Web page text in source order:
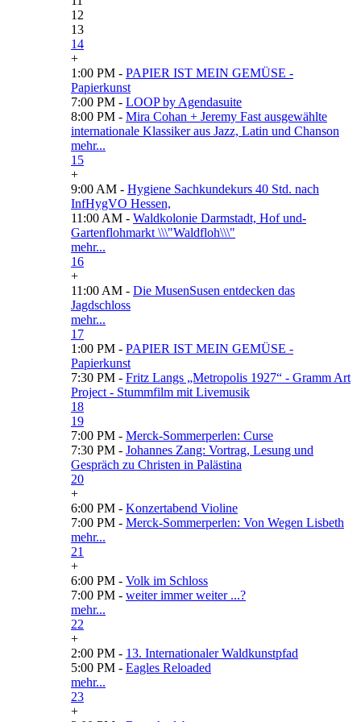
12
13
14
+
1:00 PM - PAPIER IST MEIN GEMÜSE -
Papierkunst
7:00 PM - LOOP by Agendasuite
8:00 PM - Mira Cohan + Jeremy Fast ausgewählte
internationale Klassiker aus Jazz, Latin und Chanson
mehr...
15
+
9:00 AM - Hygiene Sachkundekurs 40 Std. nach
InfHygVO Hessen,
11:00 AM - Waldkolonie Darmstadt, Hof und-
Gartenflohmarkt \\\"Waldfloh\\\"
mehr...
16
+
11:00 AM - Die MusenSusen entdecken das
Jagdschloss
mehr...
17
1:00 PM - PAPIER IST MEIN GEMÜSE -
Papierkunst
7:30 PM - Fritz Langs „Metropolis 1927“ - Gramm Art
Project - Stummfilm mit Livemusik
18
19
7:00 PM - Merck-Sommerperlen: Curse
7:30 PM - Johannes Zang: Vortrag, Lesung und
Gespräch zu Christen in Palästina
20
+
6:00 PM - Konzertabend Violine
7:00 PM - Merck-Sommerperlen: Von Wegen Lisbeth
mehr...
21
+
6:00 PM - Volk im Schloss
7:00 PM - weiter immer weiter ...?
mehr...
22
+
2:00 PM - 13. Internationaler Waldkunstpfad
5:00 PM - Eagles Reloaded
mehr...
23
+